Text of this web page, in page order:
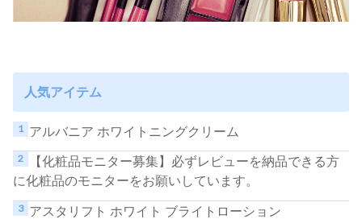
人気アイテム
アルバニア ホワイトニングクリーム
【化粧品モニター募集】必ずレビューを納品できる方
に化粧品のモニターをお願いしています。
アスタリフト ホワイト ブライトローション